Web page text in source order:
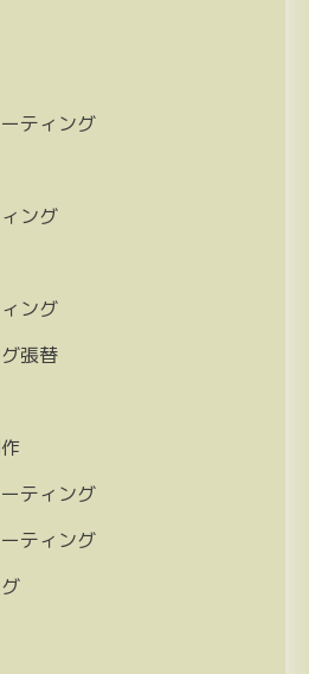
ティング
ング
ング
張替
ティング
ティング